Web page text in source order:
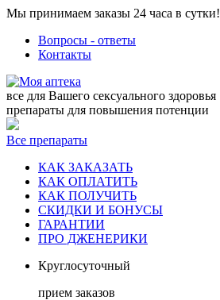
Мы принимаем заказы 24 часа в сутки!
Вопросы - ответы
Контакты
все для Вашего сексуального здоровья
препараты для повышения потенции
Все препараты
КАК ЗАКАЗАТЬ
КАК ОПЛАТИТЬ
КАК ПОЛУЧИТЬ
СКИДКИ И БОНУСЫ
ГАРАНТИИ
ПРО ДЖЕНЕРИКИ
Круглосуточный
прием заказов